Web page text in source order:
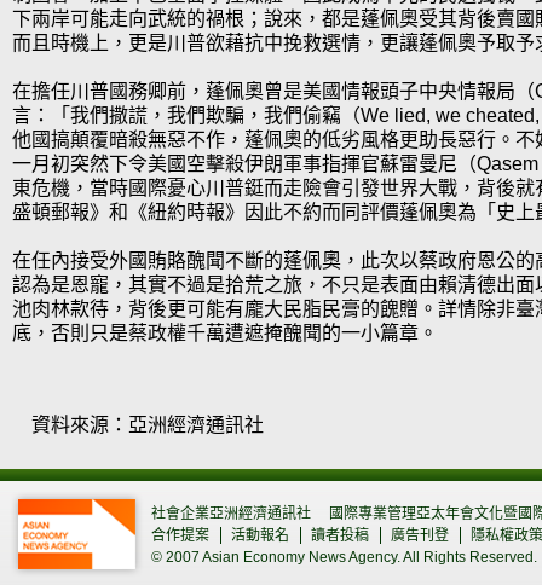
下兩岸可能走向武統的禍根；說來，都是蓬佩奧受其背後賣
而且時機上，更是川普欲藉抗中挽救選情，更讓蓬佩奧予取予
在擔任川普國務卿前，蓬佩奧曾是美國情報頭子中央情報局
言：「我們撒謊，我們欺騙，我們偷竊（We lied, we
他國搞顛覆暗殺無惡不作，蓬佩奧的低劣風格更助長惡行。
一月初突然下令美國空擊殺伊朗軍事指揮官蘇雷曼尼（
東危機，當時國際憂心川普鋌而走險會引發世界大戰，背後
盛頓郵報》和《紐約時報》因此不約而同評價蓬佩奧為「史上
在任內接受外國賄賂醜聞不斷的蓬佩奧，此次以蔡政府恩公
認為是恩寵，其實不過是拾荒之旅，不只是表面由賴清德出
池肉林款待，背後更可能有龐大民脂民膏的餽贈。詳情除非
底，否則只是蔡政權千萬遭遮掩醜聞的一小篇章。
資料來源：亞洲經濟通訊社
社會企業亞洲經濟通訊社
國際專業管理亞太年會文化暨國
合作提案
活動報名 讀者投稿 廣告刊登
隱私權政策
© 2007 Asian Economy News Agency. All Rights Reserved.